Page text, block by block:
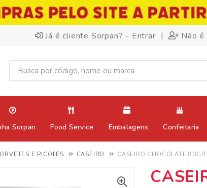
Já é cliente Sorpan? - Entrar | Não
Sorpan Food Service Embalagens Confeitaria
E PICOLES CASEIRO CASEIRO CHOCOLATE 80GR